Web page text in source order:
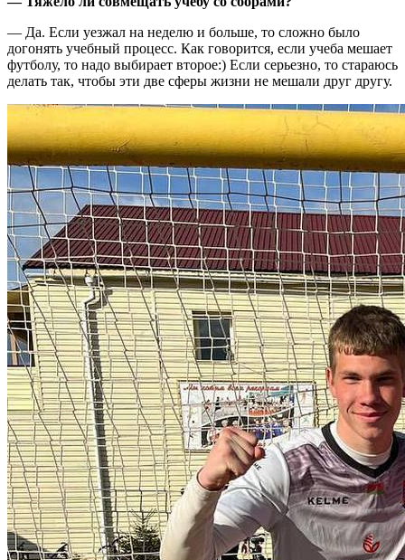
— Да. Если уезжал на неделю и больше, то сложно было
догонять учебный процесс. Как говорится, если учеба мешает
футболу, то надо выбирает второе:) Если серьезно, то стараюсь
делать так, чтобы эти две сферы жизни не мешали друг другу.